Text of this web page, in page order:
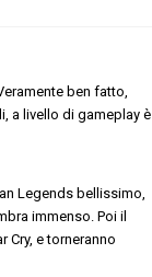
ben fatto,
a livello di gameplay è
Legends bellissimo,
immenso. Poi il
Cry, e torneranno